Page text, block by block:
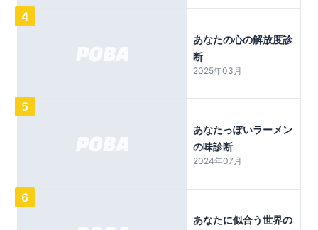
4
あなたの心の解放度診
断
2025年03月
5
あなたっぽいラーメン
の味診断
2024年07月
6
あなたに似合う世界の